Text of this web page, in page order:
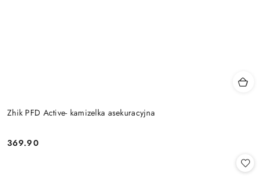
Zhik PFD Active- kamizelka asekuracyjna
Cena:
369.90